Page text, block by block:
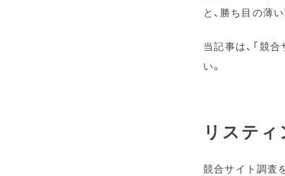
と、勝ち目の薄
当記事は、「競
い。
リステ
競合サイト調査